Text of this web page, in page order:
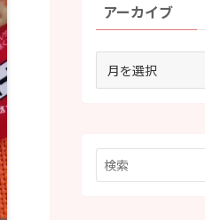
アーカイブ